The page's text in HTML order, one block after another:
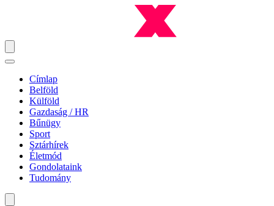
Címlap
Belföld
Külföld
Gazdaság / HR
Bűnügy
Sport
Sztárhírek
Életmód
Gondolataink
Tudomány